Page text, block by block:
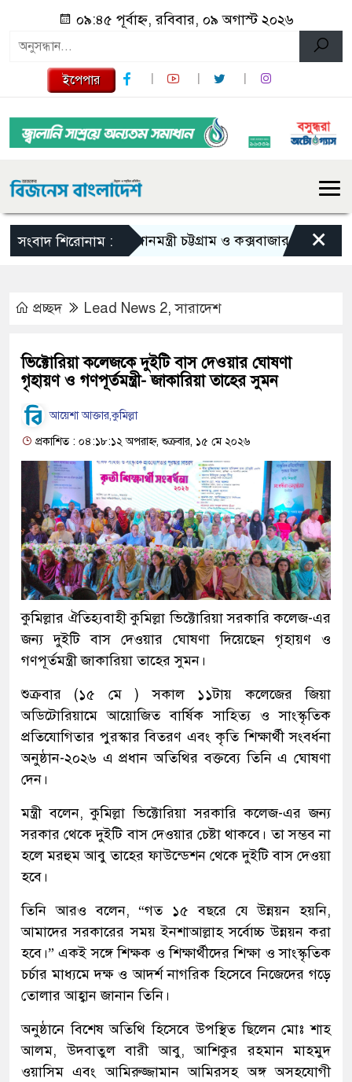
০৯:৪৫ পূর্বাহ্ন, রবিবার, ০৯ অগাস্ট ২০২৬
ইপেপার
সংবাদ শিরোনাম :প্রধানমন্ত্রী চট্টগ্রাম ও কক্সবাজার যাচ্ছেন আজ
×
প্রচ্ছদ Lead News 2,সারাদেশ
ভিক্টোরিয়া কলেজকে দুইটি বাস দেওয়ার ঘোষণা
গৃহায়ণ ও গণপূর্তমন্ত্রী- জাকারিয়া তাহের সুমন
আয়েশা আক্তার,কুমিল্লা
প্রকাশিত : ০৪:১৮:১২ অপরাহ্ন, শুক্রবার, ১৫ মে ২০২৬
কুমিল্লার ঐতিহ্যবাহী কুমিল্লা ভিক্টোরিয়া সরকারি কলেজ-এর
জন্য দুইটি বাস দেওয়ার ঘোষণা দিয়েছেন গৃহায়ণ ও
গণপূর্তমন্ত্রী জাকারিয়া তাহের সুমন।
শুক্রবার (১৫ মে ) সকাল ১১টায় কলেজের জিয়া
অডিটোরিয়ামে আয়োজিত বার্ষিক সাহিত্য ও সাংস্কৃতিক
প্রতিযোগিতার পুরস্কার বিতরণ এবং কৃতি শিক্ষার্থী সংবর্ধনা
অনুষ্ঠান-২০২৬ এ প্রধান অতিথির বক্তব্যে তিনি এ ঘোষণা
দেন।
মন্ত্রী বলেন, কুমিল্লা ভিক্টোরিয়া সরকারি কলেজ-এর জন্য
সরকার থেকে দুইটি বাস দেওয়ার চেষ্টা থাকবে। তা সম্ভব না
হলে মরহুম আবু তাহের ফাউন্ডেশন থেকে দুইটি বাস দেওয়া
হবে।
তিনি আরও বলেন, “গত ১৫ বছরে যে উন্নয়ন হয়নি,
আমাদের সরকারের সময় ইনশাআল্লাহ সর্বোচ্চ উন্নয়ন করা
হবে।” একই সঙ্গে শিক্ষক ও শিক্ষার্থীদের শিক্ষা ও সাংস্কৃতিক
চর্চার মাধ্যমে দক্ষ ও আদর্শ নাগরিক হিসেবে নিজেদের গড়ে
তোলার আহ্বান জানান তিনি।
অনুষ্ঠানে বিশেষ অতিথি হিসেবে উপস্থিত ছিলেন মোঃ শাহ
আলম, উদবাতুল বারী আবু, আশিকুর রহমান মাহমুদ
ওয়াসিম এবং আমিরুজ্জামান আমিরসহ অঙ্গ অসহযোগী